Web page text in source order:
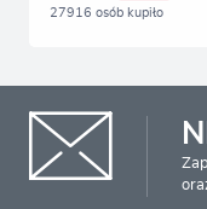
27916 osób kupiło